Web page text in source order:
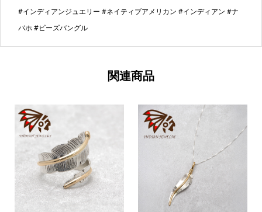
#インディアンジュエリー #ネイティブアメリカン #インディアン #ナ
バホ #ビーズバングル
関連商品